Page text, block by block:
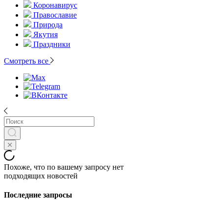
Коронавирус
Православие
Природа
Якутия
Праздники
Смотреть все
Похоже, что по вашему запросу нет
подходящих новостей
Последние запросы